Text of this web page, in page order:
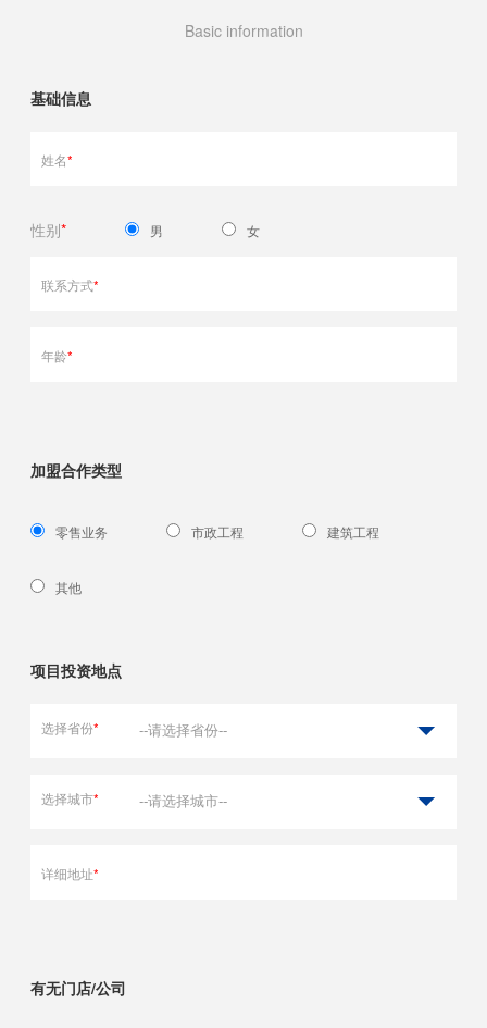
Basic information
基础信息
姓名*
性别* 男 女
联系方式*
年龄*
加盟合作类型
零售业务 市政工程 建筑工程
其他
项目投资地点
选择省份*
选择城市*
详细地址*
有无门店/公司